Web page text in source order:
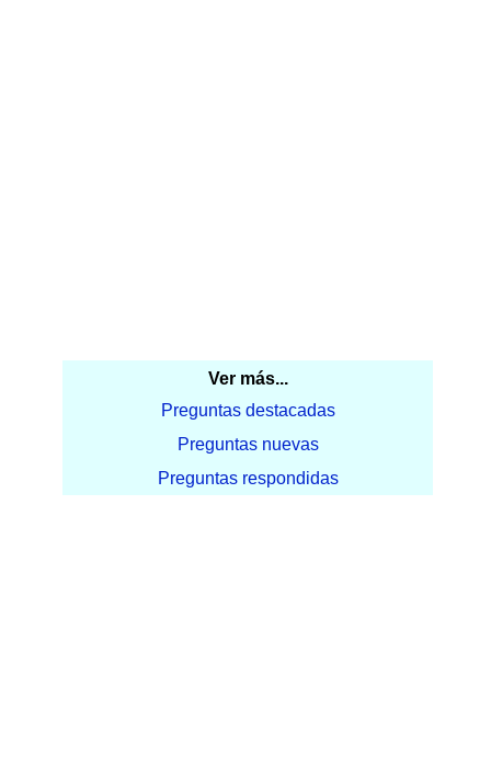
Ver más...
Preguntas destacadas
Preguntas nuevas
Preguntas respondidas